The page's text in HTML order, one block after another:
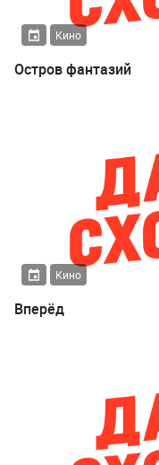
Кино
Остров фантазий
Кино
Вперёд